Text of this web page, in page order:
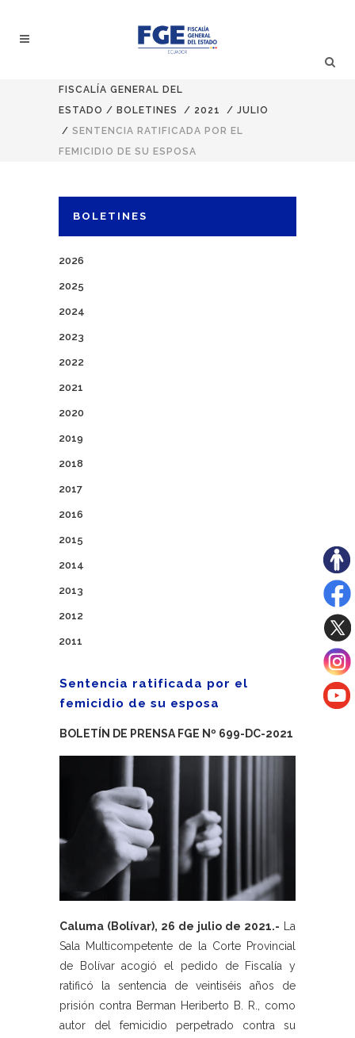
FISCALÍA GENERAL DEL
ESTADO / BOLETINES / 2021 / JULIO
/ SENTENCIA RATIFICADA POR EL
FEMICIDIO DE SU ESPOSA
BOLETINES
2026
2025
2024
2023
2022
2021
2020
2019
2018
2017
2016
2015
2014
2013
2012
2011
Sentencia ratificada por el
femicidio de su esposa
BOLETÍN DE PRENSA FGE Nº 699-DC-2021
Caluma (Bolívar), 26 de julio de 2021.- La
Sala Multicompetente de la Corte Provincial
de Bolívar acogió el pedido de Fiscalía y
ratificó la sentencia de veintiséis años de
prisión contra Berman Heriberto B. R., como
autor del femicidio perpetrado contra su